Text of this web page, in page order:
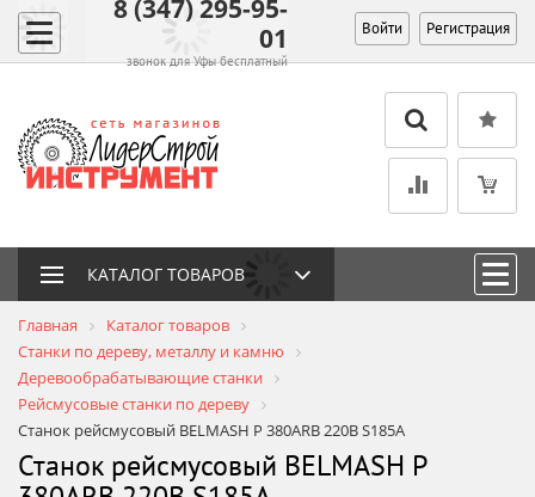
8 (347) 295-95-
01
звонок для Уфы бесплатный
Войти Регистрация
КАТАЛОГ ТОВАРОВ
Главная
Каталог товаров
Станки по дереву, металлу и камню
Деревообрабатывающие станки
Рейсмусовые станки по дереву
Станок рейсмусовый BELMASH P 380ARB 220В S185A
Станок рейсмусовый BELMASH P